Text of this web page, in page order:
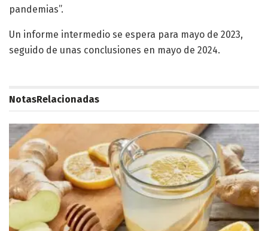
pandemias”.
Un informe intermedio se espera para mayo de 2023,
seguido de unas conclusiones en mayo de 2024.
NotasRelacionadas